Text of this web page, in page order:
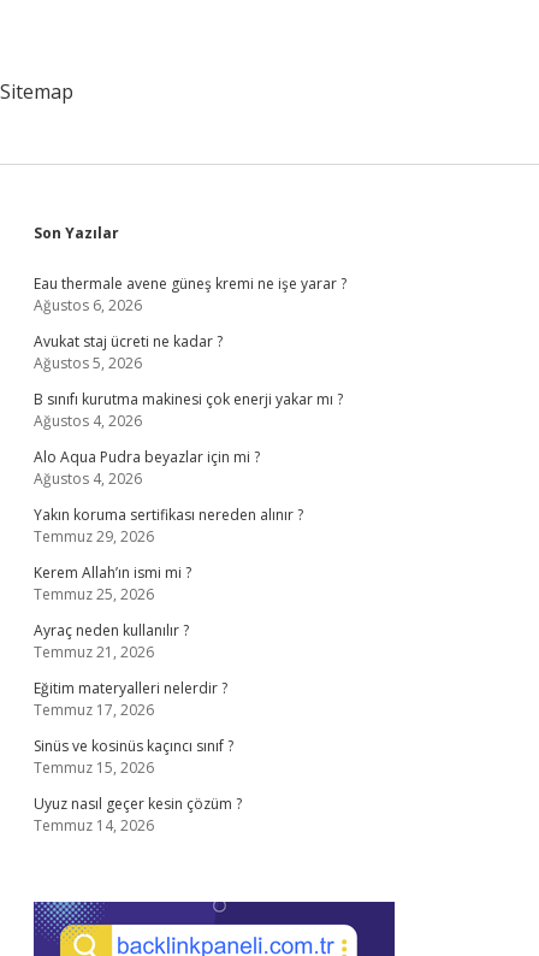
Sitemap
Sidebar
Son Yazılar
Eau thermale avene güneş kremi ne işe yarar ?
Ağustos 6, 2026
Avukat staj ücreti ne kadar ?
Ağustos 5, 2026
B sınıfı kurutma makinesi çok enerji yakar mı ?
Ağustos 4, 2026
Alo Aqua Pudra beyazlar için mi ?
Ağustos 4, 2026
Yakın koruma sertifikası nereden alınır ?
Temmuz 29, 2026
Kerem Allah’ın ismi mi ?
Temmuz 25, 2026
Ayraç neden kullanılır ?
Temmuz 21, 2026
Eğitim materyalleri nelerdir ?
Temmuz 17, 2026
Sinüs ve kosinüs kaçıncı sınıf ?
Temmuz 15, 2026
Uyuz nasıl geçer kesin çözüm ?
Temmuz 14, 2026